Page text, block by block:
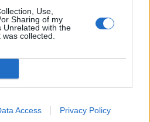
Use,
Sharing of my
Unrelated with the
collected.
Access Privacy Policy